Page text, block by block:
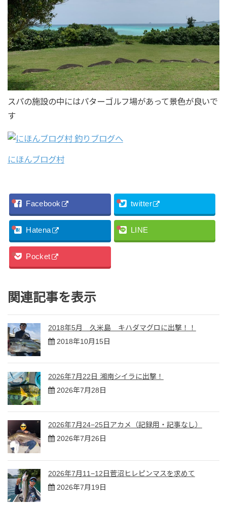
スパの施設の中にはパターゴルフ場があって景色が良いで
す
にほんブログ村
Facebook twitter
Hatena LINE
Pocket
関連記事を表示
2018年5月 久米島 キハダマグロに出撃！！
2018年10月15日
2026年7月22日 湘南シイラに出撃！
2026年7月28日
2026年7月24−25日アカメ（記録用・記事なし）
2026年7月26日
2026年7月11−12日菅沼ヒレピンマスを求めて
2026年7月19日